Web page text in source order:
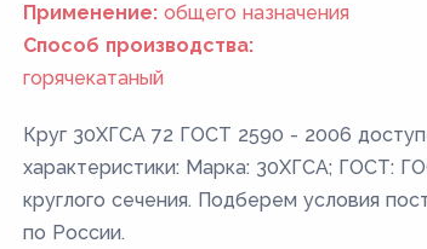
Применение: общего назначения
Способ производства:
горячекатаный
Круг 30ХГСА 72 ГОСТ 2590 - 2006
характеристики: Марка: 30ХГСА; ГОСТ:
круглого сечения. Подберем условия
по России.